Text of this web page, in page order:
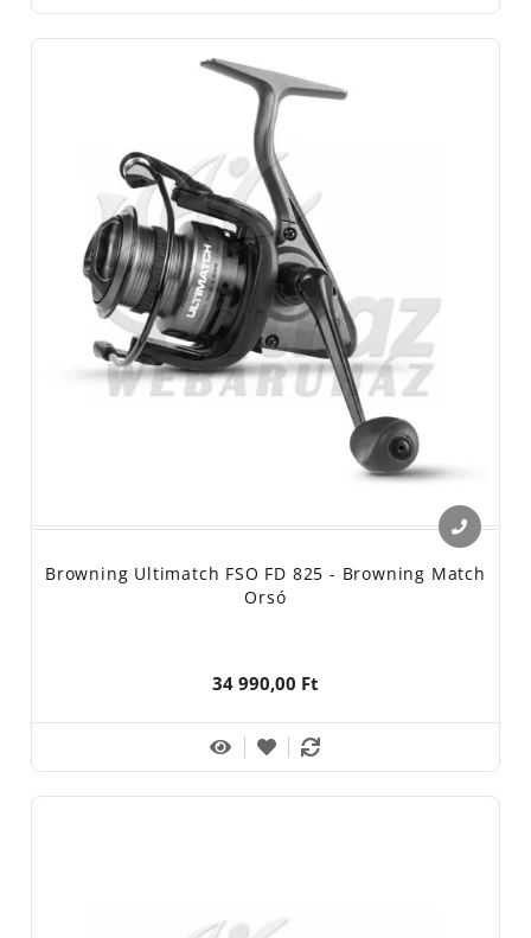
Browning Ultimatch FSO FD 825 - Browning Match
Orsó
34 990,00 Ft